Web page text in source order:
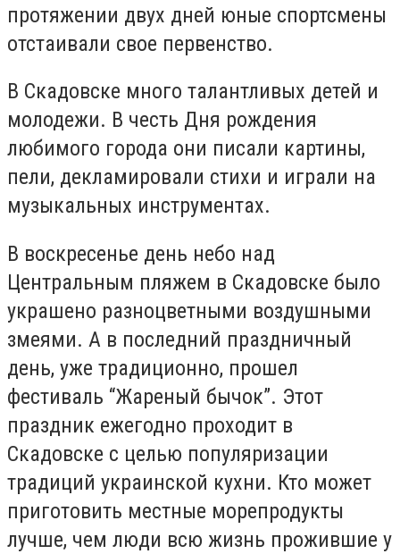
протяжении двух дней юные спортсмены
отстаивали свое первенство.
В Скадовске много талантливых детей и
молодежи. В честь Дня рождения
любимого города они писали картины,
пели, декламировали стихи и играли на
музыкальных инструментах.
В воскресенье день небо над
Центральным пляжем в Скадовске было
украшено разноцветными воздушными
змеями. А в последний праздничный
день, уже традиционно, прошел
фестиваль “Жареный бычок”. Этот
праздник ежегодно проходит в
Скадовске с целью популяризации
традиций украинской кухни. Кто может
приготовить местные морепродукты
лучше, чем люди всю жизнь прожившие у